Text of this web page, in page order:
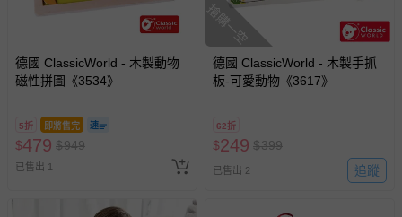
商品如因「價格、組合」等錯誤原因，導致無法安排出貨，
會主動以簡訊及mail通知訂單取消事宜，並將提供適當補
德國 ClassicWorld - 木製動物
磁性拼圖《3534》
5折 即將售完
$479 $949
已售出 1
搶購一空
德國 ClassicWorld - 木製手抓
板-可愛動物《3617》
62折
$249 $399
已售出 2 追蹤